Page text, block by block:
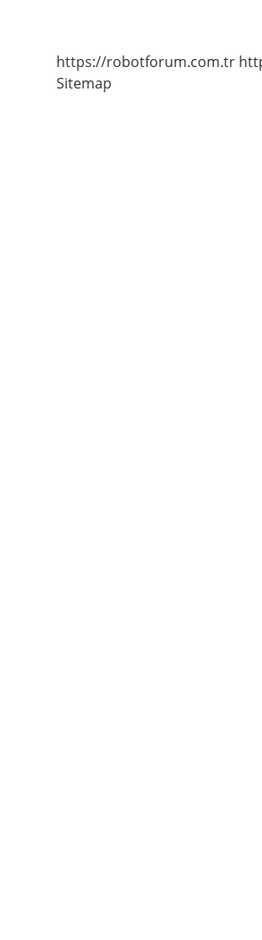
https://robotforum.com.tr
Sitemap